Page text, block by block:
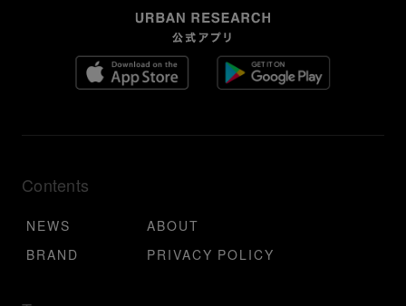
Contents
NEWS
ABOUT
BRAND
PRIVACY POLICY